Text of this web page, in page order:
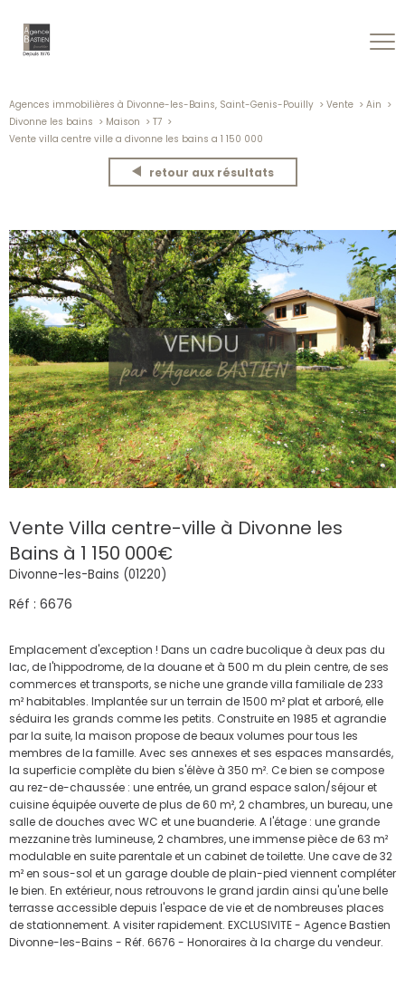
Agences immobilières à Divonne-les-Bains, Saint-Genis-Pouilly Vente
Ain
Divonne les bains
Maison
T7
Vente villa centre ville a divonne les bains a 1 150 000
retour aux résultats
Vente Villa centre-ville à Divonne les
Bains à 1 150 000€
Divonne-les-Bains (01220)
Réf : 6676
Emplacement d'exception ! Dans un cadre bucolique à deux pas du
lac, de l'hippodrome, de la douane et à 500 m du plein centre, de ses
commerces et transports, se niche une grande villa familiale de 233
m² habitables. Implantée sur un terrain de 1500 m² plat et arboré, elle
séduira les grands comme les petits. Construite en 1985 et agrandie
par la suite, la maison propose de beaux volumes pour tous les
membres de la famille. Avec ses annexes et ses espaces mansardés,
la superficie complète du bien s'élève à 350 m². Ce bien se compose
au rez-de-chaussée : une entrée, un grand espace salon/séjour et
cuisine équipée ouverte de plus de 60 m², 2 chambres, un bureau, une
salle de douches avec WC et une buanderie. A l'étage : une grande
mezzanine très lumineuse, 2 chambres, une immense pièce de 63 m²
modulable en suite parentale et un cabinet de toilette. Une cave de 32
m² en sous-sol et un garage double de plain-pied viennent compléter
le bien. En extérieur, nous retrouvons le grand jardin ainsi qu'une belle
terrasse accessible depuis l'espace de vie et de nombreuses places
de stationnement. A visiter rapidement. EXCLUSIVITE - Agence Bastien
Divonne-les-Bains - Réf. 6676 - Honoraires à la charge du vendeur.